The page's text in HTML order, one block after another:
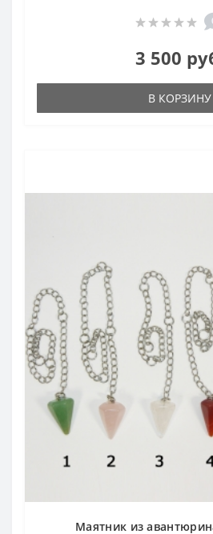
3 500
В КОРЗИНУ
Маятник из